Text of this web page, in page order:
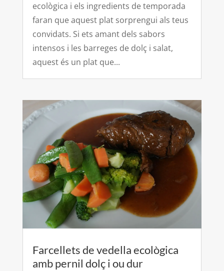
ecològica i els ingredients de temporada
faran que aquest plat sorprengui als teus
convidats. Si ets amant dels sabors
intensos i les barreges de dolç i salat,
aquest és un plat que...
Farcellets de vedella ecològica
amb pernil dolç i ou dur